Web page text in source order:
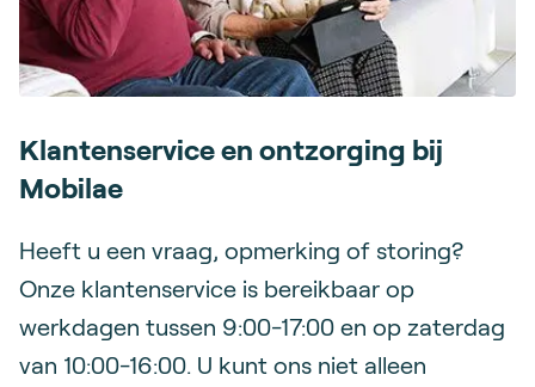
Klantenservice en ontzorging bij
Mobilae
Heeft u een vraag, opmerking of storing?
Onze klantenservice is bereikbaar op
werkdagen tussen 9:00-17:00 en op zaterdag
van 10:00-16:00. U kunt ons niet alleen